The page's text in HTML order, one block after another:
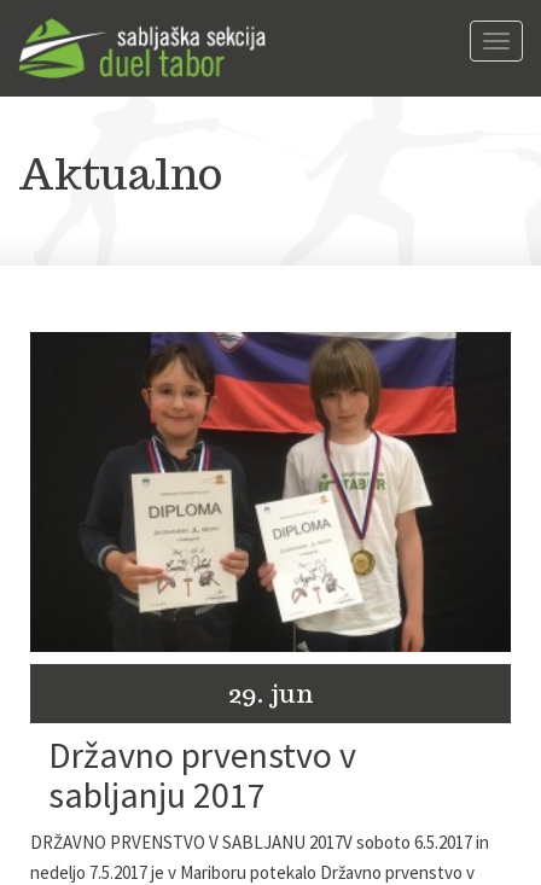
Aktualno
29. jun
Državno prvenstvo v
sabljanju 2017
DRŽAVNO PRVENSTVO V SABLJANU 2017V soboto 6.5.2017 in
nedeljo 7.5.2017 je v Mariboru potekalo Državno prvenstvo v